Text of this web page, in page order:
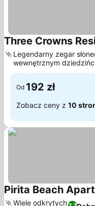
Three Crowns
Legendarny zegar
wewnętrznym
Od 192 zł
Zobacz ceny z 10
Pirita Beach
Wiele odkrytych